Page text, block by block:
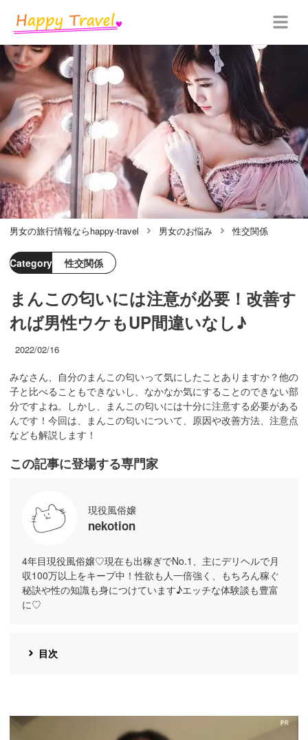
男女の旅行情報ならhappy-travel 男女のお悩み 性交関係
Category 性交関係
まんこの匂いには注意が必要！改善す
れば男性ウケもUP間違いなし♪
2022/02/16
みなさん、自分のまんこの匂いって気にしたことありますか？他の
子と比べることもできないし、なかなか気にすることのできない部
分ですよね。しかし、まんこの匂いには十分に注意する必要がある
んです！今回は、まんこの匂いについて、原因や改善方法、注意点
なども解説します！
この記事に登場する専門家
現役風俗嬢
nekotion
4年目現役風俗嬢♡現在も出稼ぎでNo.1、主にデリヘルで月
収100万以上をキープ中！性欲も人一倍強く、もちろん稼ぐ
秘訣や性の知識も身につけています♪エッチな体験談も豊富
に♡
目次
https://pcmax.jp/lp/?